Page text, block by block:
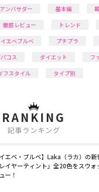
ンバサダー
基本編
徹底レビュー トレンド
イエベブルベ プチプラ
コス ダイエット
フ
フスタイル
タイプ別
RANKING
記事ランキング
イエベ・ブルベ】Laka（ラカ）の
イヤーティント」全20色をスウォ
ー！